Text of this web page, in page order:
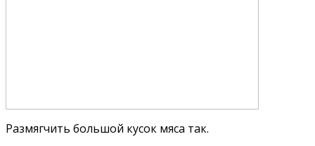
Размягчить большой кусок мяса так.